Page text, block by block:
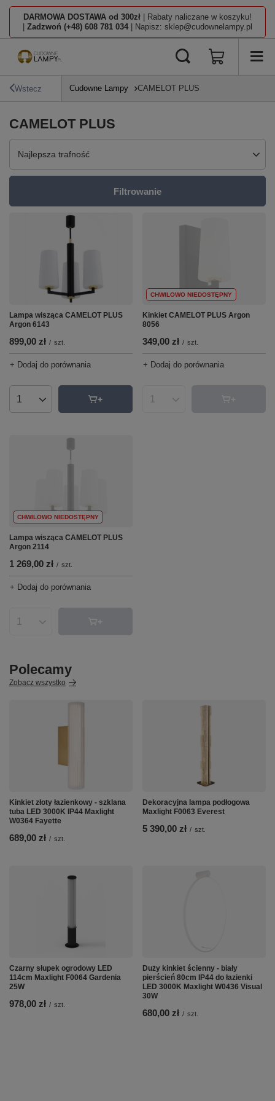
DARMOWA DOSTAWA od 300zł | Rabaty naliczane w koszyku!
Zadzwoń (+48) 608 781 034 | Napisz: sklep@cudownelampy.pl
Wstecz Cudowne Lampy CAMELOT PLUS
CAMELOT PLUS
Zmień sortowanie
Najlepsza trafność
Filtrowanie
Lampa wisząca CAMELOT PLUS
Argon 6143
899,00 zł / szt.
+ Dodaj do porównania
Ilość produktów
CHWILOWO NIEDOSTĘPNY
Kinkiet CAMELOT PLUS Argon
8056
349,00 zł / szt.
+ Dodaj do porównania
Ilość produktów
CHWILOWO NIEDOSTĘPNY
Lampa wisząca CAMELOT PLUS
Argon 2114
1 269,00 zł / szt.
+ Dodaj do porównania
Ilość produktów
Polecamy
Zobacz wszystko
Kinkiet złoty łazienkowy - szklana
tuba LED 3000K IP44 Maxlight
W0364 Fayette
689,00 zł / szt.
Dekoracyjna lampa podłogowa
Maxlight F0063 Everest
5 390,00 zł / szt.
Czarny słupek ogrodowy LED
114cm Maxlight F0064 Gardenia
25W
978,00 zł / szt.
Duży kinkiet ścienny - biały
pierścień 80cm IP44 do łazienki
LED 3000K Maxlight W0436 Visual
30W
680,00 zł / szt.